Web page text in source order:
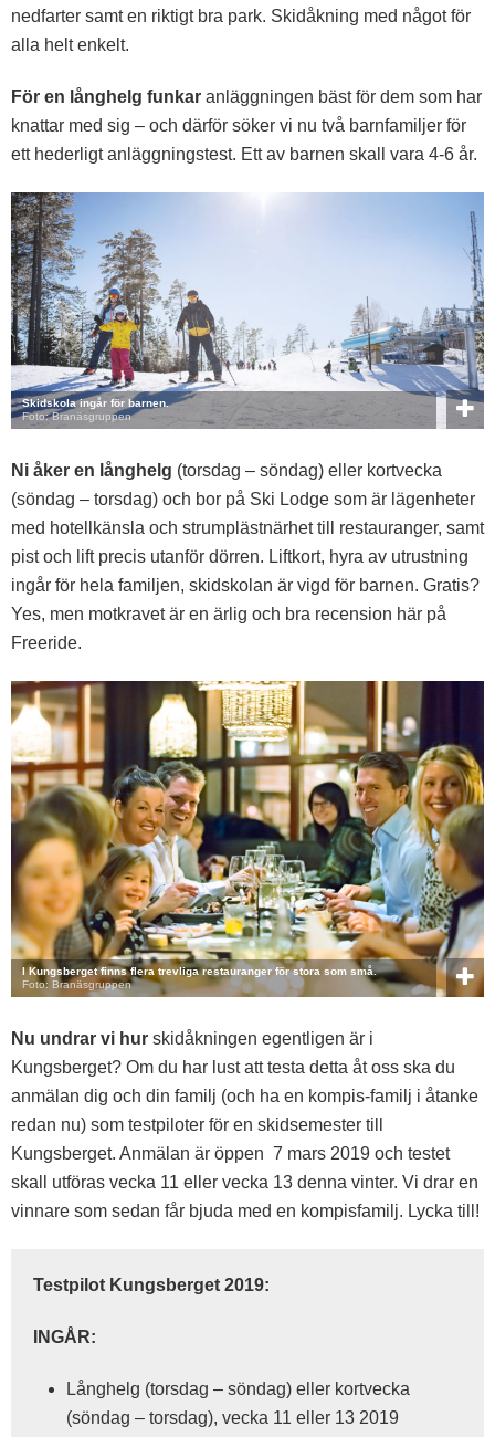
nedfarter samt en riktigt bra park. Skidåkning med något för
alla helt enkelt.
För en långhelg funkar anläggningen bäst för dem som har
knattar med sig – och därför söker vi nu två barnfamiljer för
ett hederligt anläggningstest. Ett av barnen skall vara 4-6 år.
Skidskola ingår för barnen.
Foto: Branäsgruppen
Ni åker en långhelg (torsdag – söndag) eller kortvecka
(söndag – torsdag) och bor på Ski Lodge som är lägenheter
med hotellkänsla och strumplästnärhet till restauranger, samt
pist och lift precis utanför dörren. Liftkort, hyra av utrustning
ingår för hela familjen, skidskolan är vigd för barnen. Gratis?
Yes, men motkravet är en ärlig och bra recension här på
Freeride.
I Kungsberget finns flera trevliga restauranger för stora som små.
Foto: Branäsgruppen
Nu undrar vi hur skidåkningen egentligen är i
Kungsberget? Om du har lust att testa detta åt oss ska du
anmälan dig och din familj (och ha en kompis-familj i åtanke
redan nu) som testpiloter för en skidsemester till
Kungsberget. Anmälan är öppen 7 mars 2019 och testet
skall utföras vecka 11 eller vecka 13 denna vinter. Vi drar en
vinnare som sedan får bjuda med en kompisfamilj. Lycka till!
Testpilot Kungsberget 2019:
INGÅR:
Långhelg (torsdag – söndag) eller kortvecka
(söndag – torsdag), vecka 11 eller 13 2019